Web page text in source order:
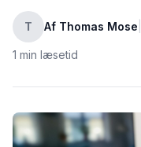
T Af Thomas Mose
1 min læsetid